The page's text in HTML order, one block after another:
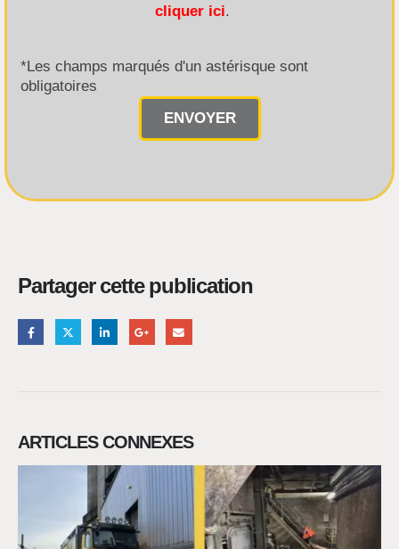
cliquer ici.
*Les champs marqués d'un astérisque sont
obligatoires
Partager cette publication
ARTICLES CONNEXES